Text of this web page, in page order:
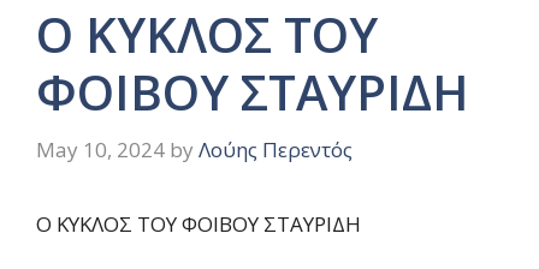
Ο ΚΥΚΛΟΣ ΤΟΥ
ΦΟΙΒΟΥ ΣΤΑΥΡΙΔΗ
May 10, 2024 by Λούης Περεντός
Ο ΚΥΚΛΟΣ ΤΟΥ ΦΟΙΒΟΥ ΣΤΑΥΡΙΔΗ